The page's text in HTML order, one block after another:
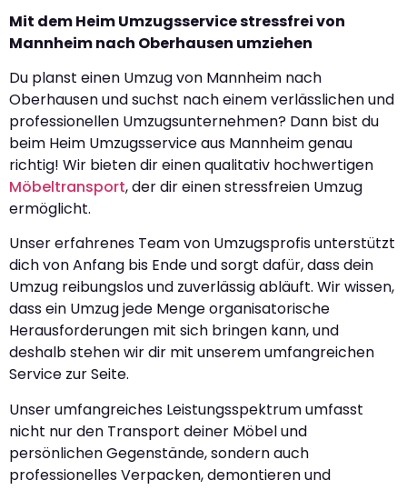
Mit dem Heim Umzugsservice stressfrei von
Mannheim nach Oberhausen umziehen
Du planst einen Umzug von Mannheim nach
Oberhausen und suchst nach einem verlässlichen und
professionellen Umzugsunternehmen? Dann bist du
beim Heim Umzugsservice aus Mannheim genau
richtig! Wir bieten dir einen qualitativ hochwertigen
Möbeltransport, der dir einen stressfreien Umzug
ermöglicht.
Unser erfahrenes Team von Umzugsprofis unterstützt
dich von Anfang bis Ende und sorgt dafür, dass dein
Umzug reibungslos und zuverlässig abläuft. Wir wissen,
dass ein Umzug jede Menge organisatorische
Herausforderungen mit sich bringen kann, und
deshalb stehen wir dir mit unserem umfangreichen
Service zur Seite.
Unser umfangreiches Leistungsspektrum umfasst
nicht nur den Transport deiner Möbel und
persönlichen Gegenstände, sondern auch
professionelles Verpacken, demontieren und